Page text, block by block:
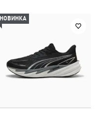
НОВИНКА